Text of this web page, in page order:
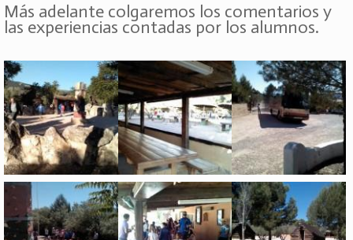
Más adelante colgaremos los comentarios y
las experiencias contadas por los alumnos.